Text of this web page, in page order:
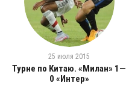
25 июля 2015
Турне по Китаю. «Милан» 1—
0 «Интер»